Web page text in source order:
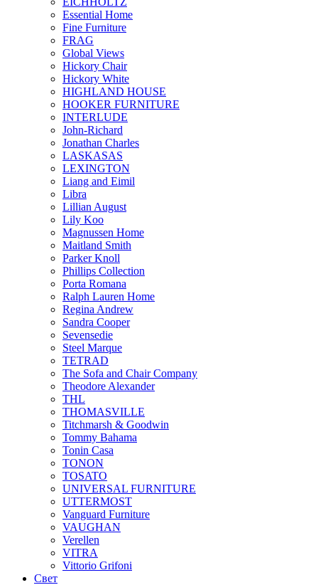
Essential Home
Fine Furniture
FRAG
Global Views
Hickory Chair
Hickory White
HIGHLAND HOUSE
HOOKER FURNITURE
INTERLUDE
John-Richard
Jonathan Charles
LASKASAS
LEXINGTON
Liang and Eimil
Libra
Lillian August
Lily Koo
Magnussen Home
Maitland Smith
Parker Knoll
Phillips Collection
Porta Romana
Ralph Lauren Home
Regina Andrew
Sandra Cooper
Sevensedie
Steel Marque
TETRAD
The Sofa and Chair Company
Theodore Alexander
THL
THOMASVILLE
Titchmarsh & Goodwin
Tommy Bahama
Tonin Casa
TONON
TOSATO
UNIVERSAL FURNITURE
UTTERMOST
Vanguard Furniture
VAUGHAN
Verellen
VITRA
Vittorio Grifoni
Свет